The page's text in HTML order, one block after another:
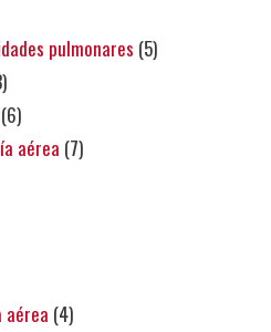
pulmonares (5)
(6)
aérea (7)
aérea (4)